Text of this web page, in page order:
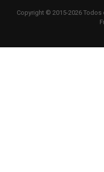
Copyright © 2015-2026